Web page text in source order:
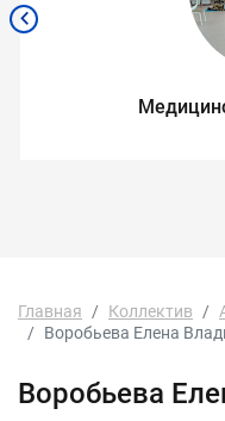
Главная Коллектив
Воробьева Елена
Воробьева